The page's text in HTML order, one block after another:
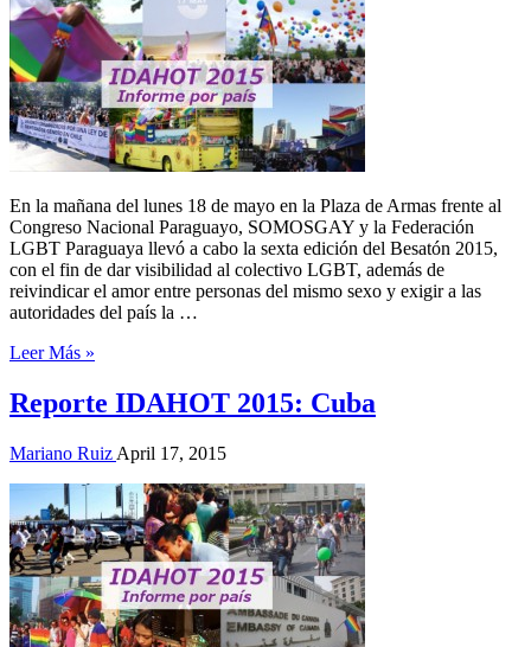
En la mañana del lunes 18 de mayo en la Plaza de Armas frente al
Congreso Nacional Paraguayo, SOMOSGAY y la Federación
LGBT Paraguaya llevó a cabo la sexta edición del Besatón 2015,
con el fin de dar visibilidad al colectivo LGBT, además de
reivindicar el amor entre personas del mismo sexo y exigir a las
autoridades del país la …
Leer Más »
Reporte IDAHOT 2015: Cuba
Mariano Ruiz April 17, 2015